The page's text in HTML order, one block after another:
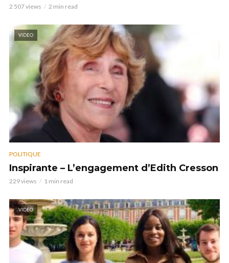
2 507 views 2 min read
VIDEO
POLITIQUE
Inspirante – L’engagement d’Edith Cresson
229 views 1 min read
VIDEO